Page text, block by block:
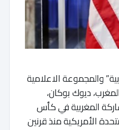
والمجموعة الاعلامية
ديوك بوكان،
المغربية في كأس
الأمريكية منذ قرنين